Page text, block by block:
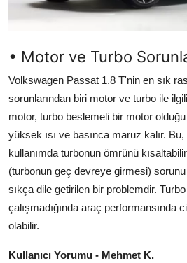
Yağlar & Sıvılar
LPG & Yakıt
Elektrik & Akü
Klima & Konfor
Aydınlatma & Görüş
Şanzıman & Aktarma
• Motor ve Turbo
Volkswagen Passat 1.8 T'nin en sık
sorunlarından biri motor ve turbo ile
motor, turbo beslemeli bir motor
yüksek ısı ve basınca maruz kalır.
kullanımda turbonun ömrünü
(turbonun geç devreye girmesi) sorunu
sıkça dile getirilen bir problemdir.
çalışmadığında araç performansında
olabilir.
Kullanıcı Yorumu - Mehmet K.